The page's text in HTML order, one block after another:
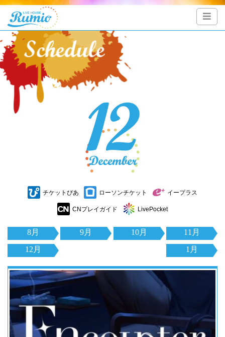
チケットぴあ ローソンチケット イープラス
CNプレイガイド LivePocket
8月 9月 10月
11月
12月
1月